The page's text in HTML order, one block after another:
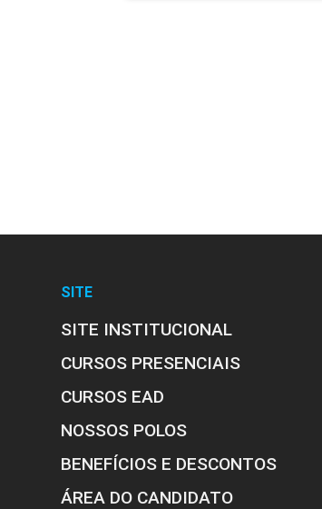
SITE
SITE INSTITUCIONAL
CURSOS PRESENCIAIS
CURSOS EAD
NOSSOS POLOS
BENEFÍCIOS E DESCONTOS
ÁREA DO CANDIDATO